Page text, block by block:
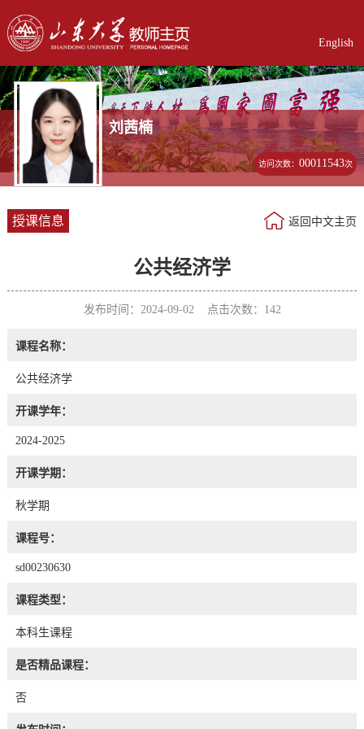
English
刘茜楠
访问次数：00011543次
授课信息 返回中文主页
公共经济学
发布时间：2024-09-02 点击次数： 142
课程名称：
公共经济学
开课学年：
2024-2025
开课学期：
秋学期
课程号：
sd00230630
课程类型：
本科生课程
是否精品课程：
否